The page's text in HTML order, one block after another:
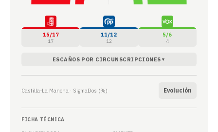
15/17
17
11/12
12
5/6
4
ESCAÑOS POR CIRCUNSCRIPCIONES ▼
Castilla-La Mancha · SigmaDos (%) Evolución
FICHA TÉCNICA